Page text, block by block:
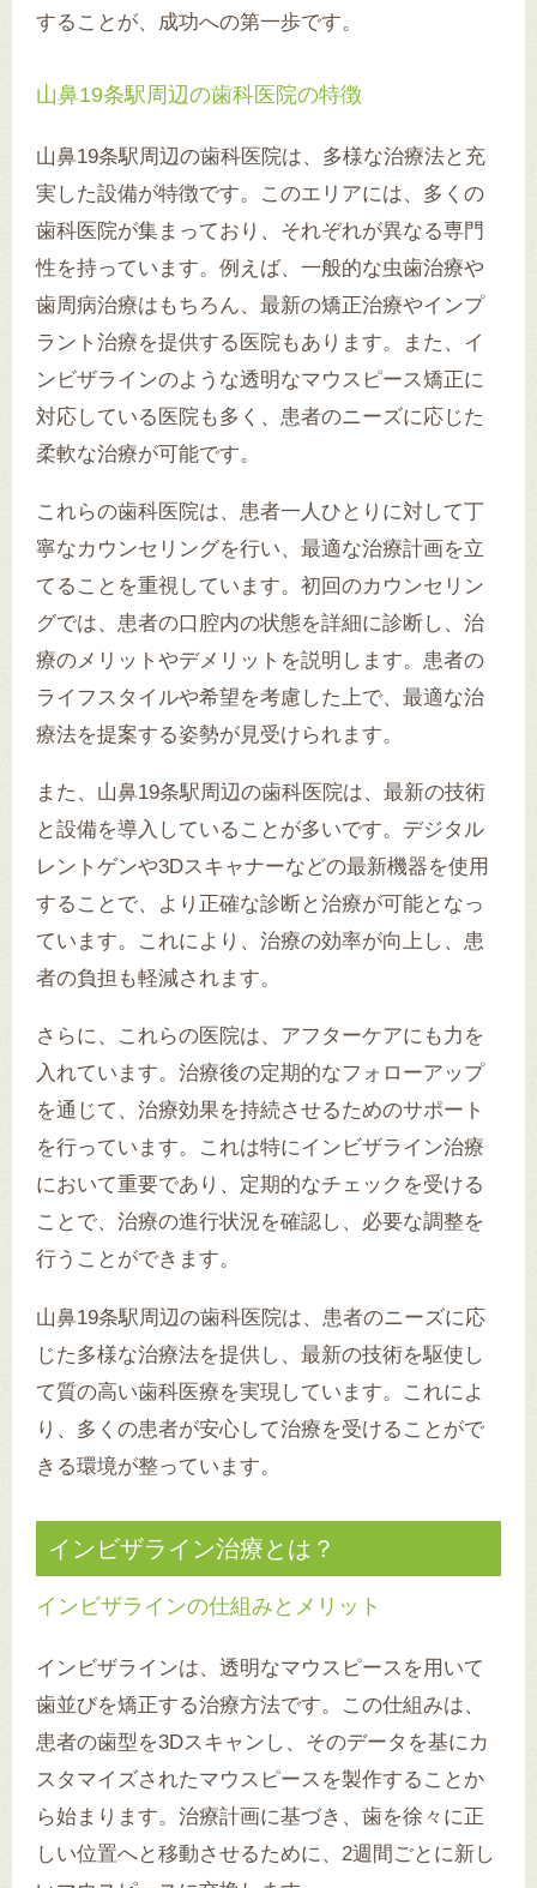
することが、成功への第一歩です。
山鼻19条駅周辺の歯科医院の特徴
山鼻19条駅周辺の歯科医院は、多様な治療法と充
実した設備が特徴です。このエリアには、多くの
歯科医院が集まっており、それぞれが異なる専門
性を持っています。例えば、一般的な虫歯治療や
歯周病治療はもちろん、最新の矯正治療やインプ
ラント治療を提供する医院もあります。また、イ
ンビザラインのような透明なマウスピース矯正に
対応している医院も多く、患者のニーズに応じた
柔軟な治療が可能です。
これらの歯科医院は、患者一人ひとりに対して丁
寧なカウンセリングを行い、最適な治療計画を立
てることを重視しています。初回のカウンセリン
グでは、患者の口腔内の状態を詳細に診断し、治
療のメリットやデメリットを説明します。患者の
ライフスタイルや希望を考慮した上で、最適な治
療法を提案する姿勢が見受けられます。
また、山鼻19条駅周辺の歯科医院は、最新の技術
と設備を導入していることが多いです。デジタル
レントゲンや3Dスキャナーなどの最新機器を使用
することで、より正確な診断と治療が可能となっ
ています。これにより、治療の効率が向上し、患
者の負担も軽減されます。
さらに、これらの医院は、アフターケアにも力を
入れています。治療後の定期的なフォローアップ
を通じて、治療効果を持続させるためのサポート
を行っています。これは特にインビザライン治療
において重要であり、定期的なチェックを受ける
ことで、治療の進行状況を確認し、必要な調整を
行うことができます。
山鼻19条駅周辺の歯科医院は、患者のニーズに応
じた多様な治療法を提供し、最新の技術を駆使し
て質の高い歯科医療を実現しています。これによ
り、多くの患者が安心して治療を受けることがで
きる環境が整っています。
インビザライン治療とは？
インビザラインの仕組みとメリット
インビザラインは、透明なマウスピースを用いて
歯並びを矯正する治療方法です。この仕組みは、
患者の歯型を3Dスキャンし、そのデータを基にカ
スタマイズされたマウスピースを製作することか
ら始まります。治療計画に基づき、歯を徐々に正
しい位置へと移動させるために、2週間ごとに新し